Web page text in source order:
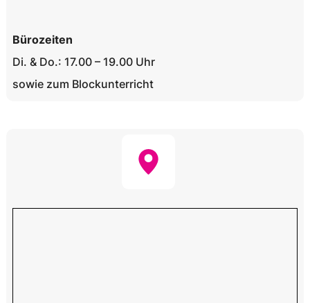
Bürozeiten
Di. & Do.: 17.00 – 19.00 Uhr
sowie zum Blockunterricht